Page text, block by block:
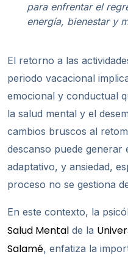
para enfrentar el
energía, bienestar y
El retorno a las
periodo vacacional
emocional y conductual
la salud mental y el
cambios bruscos al
descanso puede generar
adaptativo, y ansiedad,
proceso no se gestiona
En este contexto, la
Salud Mental de la
Salamé, enfatiza la